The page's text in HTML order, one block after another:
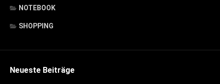
NOTEBOOK
SHOPPING
Neueste Beiträge